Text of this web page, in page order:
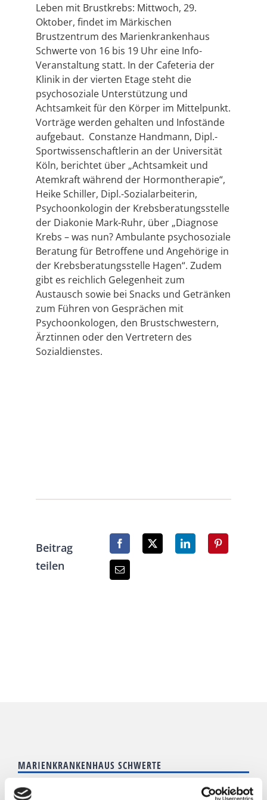
Leben mit Brustkrebs: Mittwoch, 29.
Oktober, findet im Märkischen
Brustzentrum des Marienkrankenhaus
Schwerte von 16 bis 19 Uhr eine Info-
Veranstaltung statt. In der Cafeteria der
Klinik in der vierten Etage steht die
psychosoziale Unterstützung und
Achtsamkeit für den Körper im Mittelpunkt.
Vorträge werden gehalten und Infostände
aufgebaut. Constanze Handmann, Dipl.-
Sportwissenschaftlerin an der Universität
Köln, berichtet über „Achtsamkeit und
Atemkraft während der Hormontherapie“,
Heike Schiller, Dipl.-Sozialarbeiterin,
Psychoonkologin der Krebsberatungsstelle
der Diakonie Mark-Ruhr, über „Diagnose
Krebs – was nun? Ambulante psychosoziale
Beratung für Betroffene und Angehörige in
der Krebsberatungsstelle Hagen“. Zudem
gibt es reichlich Gelegenheit zum
Austausch sowie bei Snacks und Getränken
zum Führen von Gesprächen mit
Psychoonkologen, den Brustschwestern,
Ärztinnen oder den Vertretern des
Sozialdienstes.
Beitrag
teilen
MARIENKRANKENHAUS SCHWERTE
Goethestraße 19